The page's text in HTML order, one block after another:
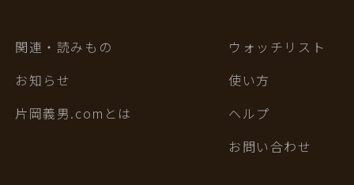
関連・読みもの
お知らせ
片岡義男.comとは
ウォッチリスト
使い方
ヘルプ
お問い合わせ